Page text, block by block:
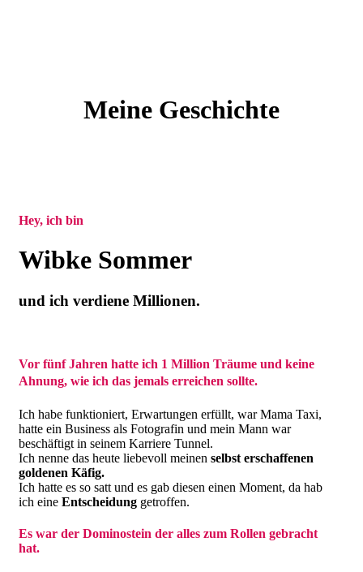
Meine Geschichte
Hey, ich bin
Wibke Sommer
und ich verdiene Millionen.
Vor fünf Jahren hatte ich 1 Million Träume und keine
Ahnung, wie ich das jemals erreichen sollte.
Ich habe funktioniert, Erwartungen erfüllt, war Mama Taxi,
hatte ein Business als Fotografin und mein Mann war
beschäftigt in seinem Karriere Tunnel.
Ich nenne das heute liebevoll meinen selbst erschaffenen
goldenen Käfig.
Ich hatte es so satt und es gab diesen einen Moment, da hab
ich eine Entscheidung getroffen.
Es war der Dominostein der alles zum Rollen gebracht
hat.